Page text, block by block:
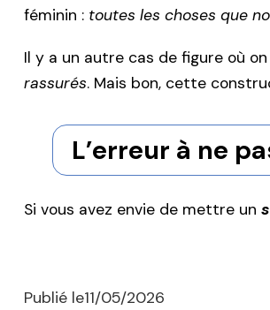
féminin : toutes les choses que
Il y a un autre cas de figure où
rassurés. Mais bon, cette
L’erreur à ne
Si vous avez envie de mettre un s
Publié le11/05/2026